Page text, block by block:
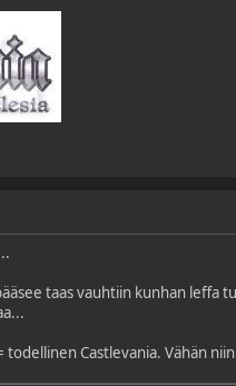
taas vauhtiin kunhan leffa
todellinen Castlevania. Vähän